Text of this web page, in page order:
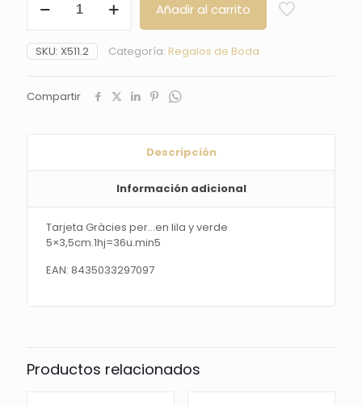
Gràcies
lila
y
5x3,5cm.1hj=36u.min5
cantidad
Añadir al carrito
SKU: X511.2 Categoría: Regalos de Boda
Compartir
Descripción
Información adicional
Tarjeta Gràcies per…en lila y verde
5×3,5cm.1hj=36u.min5
EAN: 8435033297097
Productos relacionados